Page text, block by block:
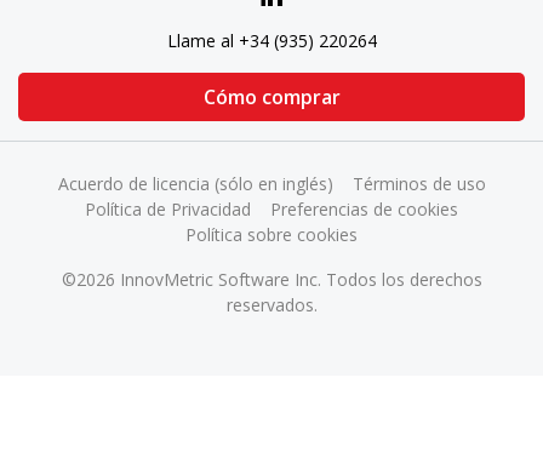
Llame al +34 (935) 220264
Cómo comprar
©2026 InnovMetric Software Inc. Todos los derechos
reservados.
Acuerdo de licencia (sólo en inglés)
Términos de uso
Política de Privacidad
Preferencias de cookies
Política sobre cookies